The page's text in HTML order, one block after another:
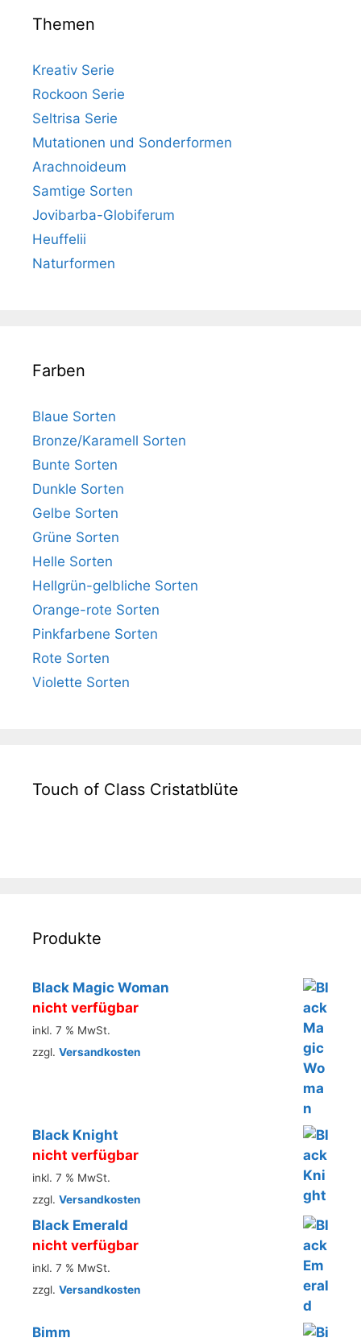
Themen
Kreativ Serie
Rockoon Serie
Seltrisa Serie
Mutationen und Sonderformen
Arachnoideum
Samtige Sorten
Jovibarba-Globiferum
Heuffelii
Naturformen
Farben
Blaue Sorten
Bronze/Karamell Sorten
Bunte Sorten
Dunkle Sorten
Gelbe Sorten
Grüne Sorten
Helle Sorten
Hellgrün-gelbliche Sorten
Orange-rote Sorten
Pinkfarbene Sorten
Rote Sorten
Violette Sorten
Touch of Class Cristatblüte
Produkte
Black Magic Woman
nicht verfügbar
inkl. 7 % MwSt.
zzgl. Versandkosten
Black Knight
nicht verfügbar
inkl. 7 % MwSt.
zzgl. Versandkosten
Black Emerald
nicht verfügbar
inkl. 7 % MwSt.
zzgl. Versandkosten
Bimm